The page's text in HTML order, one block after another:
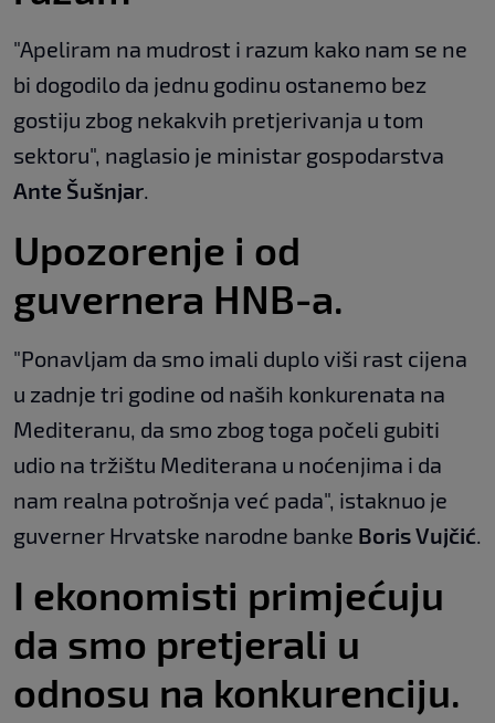
"Apeliram na mudrost i razum kako nam se ne
bi dogodilo da jednu godinu ostanemo bez
gostiju zbog nekakvih pretjerivanja u tom
sektoru", naglasio je ministar gospodarstva
Ante Šušnjar.
Upozorenje i od
guvernera HNB-a.
"Ponavljam da smo imali duplo viši rast cijena
u zadnje tri godine od naših konkurenata na
Mediteranu, da smo zbog toga počeli gubiti
udio na tržištu Mediterana u noćenjima i da
nam realna potrošnja već pada", istaknuo je
guverner Hrvatske narodne banke Boris Vujčić.
I ekonomisti primjećuju
da smo pretjerali u
odnosu na konkurenciju.